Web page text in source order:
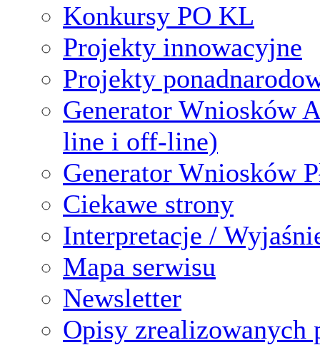
Konkursy PO KL
Projekty innowacyjne
Projekty
Generator Wniosków
line i off-line)
Generator Wniosków
Ciekawe strony
Interpretacje /
Mapa serwisu
Newsletter
Opisy zrealizowanych